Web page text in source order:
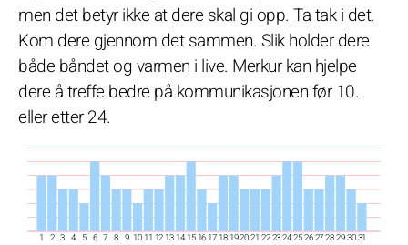
1 2 3 4 5 6 7 8 9 10 11 12 13 14 15 16 17 18 192021 22232425262728293031
men det betyr ikke at dere skal gi opp. Ta tak i det.
Kom dere gjennom det sammen. Slik holder dere
både båndet og varmen i live. Merkur kan hjelpe
dere å treffe bedre på kommunikasjonen før 10.
eller etter 24.